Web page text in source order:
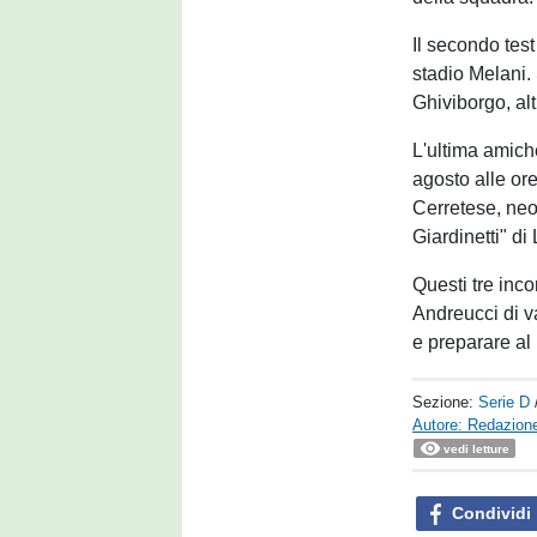
Il secondo
stadio Melani.
Ghiviborgo,
L'ultima
agosto alle
Cerretese,
Giardinetti" di
Questi tre
Andreucci di
e preparare
Sezione:Serie D
Autore:
vedi letture
Condividi